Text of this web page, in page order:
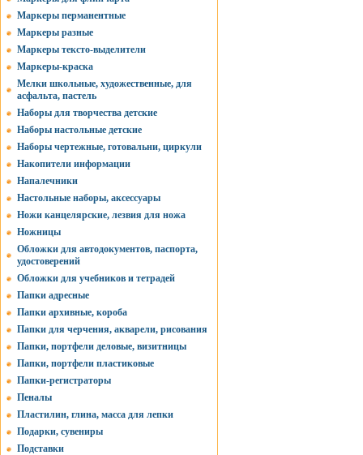
Маркеры перманентные
Маркеры разные
Маркеры тексто-выделители
Маркеры-краска
Мелки школьные, художественные, для
асфальта, пастель
Наборы для творчества детские
Наборы настольные детские
Наборы чертежные, готовальни, циркули
Накопители информации
Напалечники
Настольные наборы, аксессуары
Ножи канцелярские, лезвия для ножа
Ножницы
Обложки для автодокументов, паспорта,
удостоверений
Обложки для учебников и тетрадей
Папки адресные
Папки архивные, короба
Папки для черчения, акварели, рисования
Папки, портфели деловые, визитницы
Папки, портфели пластиковые
Папки-регистраторы
Пеналы
Пластилин, глина, масса для лепки
Подарки, сувениры
Подставки